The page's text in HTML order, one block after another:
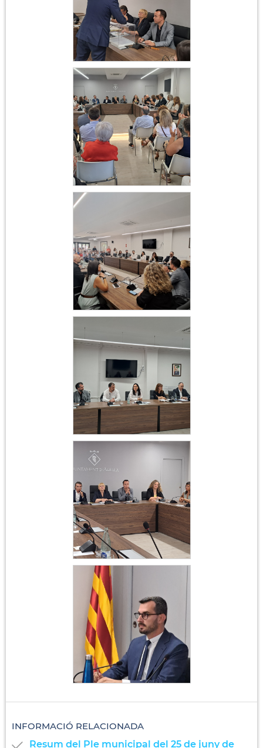
Constitució
Ajuntament 17 de juny
2023
2023
Ajuntament 17 de juny
2023
Constitució
Ajuntament 17 de juny
Constitució
Ajuntament 17 de juny
INFORMACIÓ RELACIONADA
Resum del Ple municipal del 25 de juny de